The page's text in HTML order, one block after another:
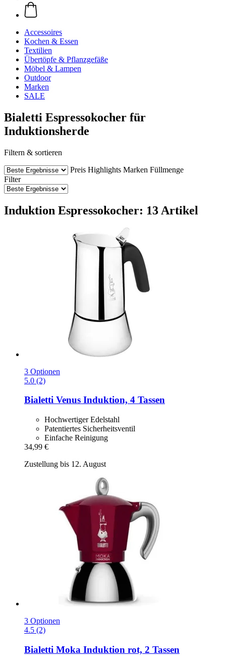
Accessoires
Kochen & Essen
Textilien
Übertöpfe & Pflanzgefäße
Möbel & Lampen
Outdoor
Marken
SALE
Bialetti Espressokocher für
Induktionsherde
Filtern & sortieren
Preis Highlights Marken Füllmenge
Filter
Induktion Espressokocher: 13 Artikel
3 Optionen
5.0 (2)
Bialetti Venus Induktion, 4 Tassen
Hochwertiger Edelstahl
Patentiertes Sicherheitsventil
Einfache Reinigung
34,99 €
Zustellung bis 12. August
3 Optionen
4.5 (2)
Bialetti Moka Induktion rot, 2 Tassen